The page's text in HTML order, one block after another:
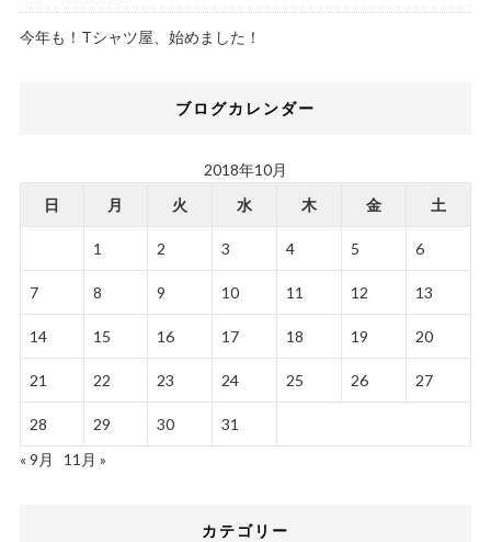
今年も！Tシャツ屋、始めました！
ブログカレンダー
2018年10月
日
月 火 水 木 金 土
1 2 3 4 5 6
7 8 9 10 11 12 13
14 15 16 17 18 19 20
21 22 23 24 25 26 27
28 29 30
31
« 9月
11月 »
カテゴリー